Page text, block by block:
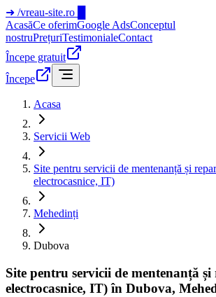
➜ /vreau-site.ro
AcasăCe oferimGoogle AdsConceptul
nostruPrețuriTestimonialeContact
Începe gratuit
Începe
Acasa
Servicii Web
Site pentru servicii de mentenanță și
electrocasnice, IT)
Mehedinți
Dubova
Site pentru servicii de mentenanță
electrocasnice, IT) în Dubova,